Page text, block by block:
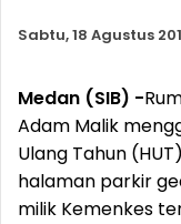
Sabtu, 18 Agustus
Medan (SIB) -
Adam Malik
Ulang Tahun
halaman parkir
milik Kemenkes